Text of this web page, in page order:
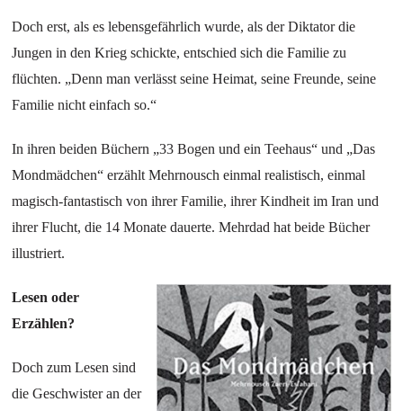
Doch erst, als es lebensgefährlich wurde, als der Diktator die
Jungen in den Krieg schickte, entschied sich die Familie zu
flüchten. „Denn man verlässt seine Heimat, seine Freunde, seine
Familie nicht einfach so.“
In ihren beiden Büchern „33 Bogen und ein Teehaus“ und „Das
Mondmädchen“ erzählt Mehrnousch einmal realistisch, einmal
magisch-fantastisch von ihrer Familie, ihrer Kindheit im Iran und
ihrer Flucht, die 14 Monate dauerte. Mehrdad hat beide Bücher
illustriert.
Lesen oder
Erzählen?
Doch zum Lesen sind
die Geschwister an der